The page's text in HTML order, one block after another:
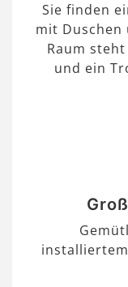
Sie finden
mit Duschen
Raum
und ein